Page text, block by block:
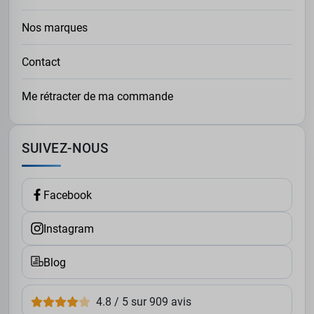
fonctionnalité et style.
UN PANTALON ADAPTÉ À CHAQUE
OCCASION
Quil sagisse dun
ville ou dun
XXL4YOU vous propose une diversité de styles qui
et résistantes, pour allier esthétisme et durabilité.
Complétez votre look avec une
moderne.
Nos marques
Contact
Me rétracter de ma commande
SUIVEZ-NOUS
Facebook
Instagram
Blog
4.8 / 5 sur 909 avis